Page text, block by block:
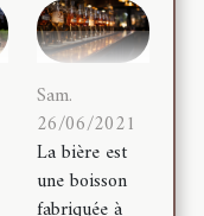
Sam.
26/06/2021
La bière est
une boisson